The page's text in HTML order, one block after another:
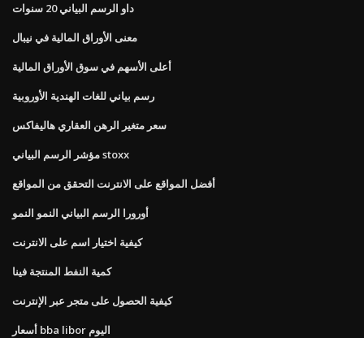
داو الرسم البياني 20 سنوات
معنى الأوراق المالية في نيبال
أعلى الأسهم في سوق الأوراق المالية
رسم بياني للغات الهندية الأوروبية
سعر متغير الرهن العقاري هاليفاكس
مؤشر الرسم البياني stoxx
أفضل المواقع على الانترنت التحقق من المواقع
أورورا الرسم البياني النمو النمو
كيفية اختيار اسم على الانترنت
كمية النفط المنتجة فينا
كيفية الحصول على متجر عبر الإنترنت
أسعار bba libor اليوم